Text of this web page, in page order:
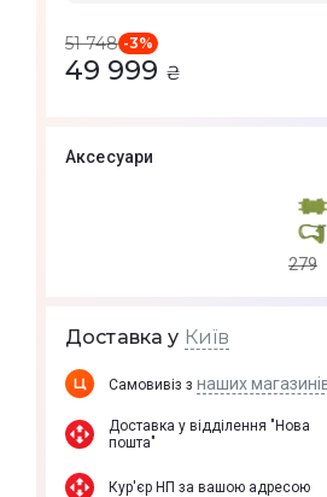
51 748 -3%
49 999 ₴
Аксесуари
279
Доставка у Київ
Самовивіз з наших
Доставка у вiддiлення "Нова
пошта"
Кур'єр НП за вашою адресою